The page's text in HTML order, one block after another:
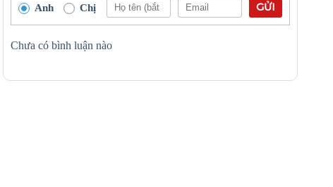
Anh Chị GỬI
Chưa có bình luận nào